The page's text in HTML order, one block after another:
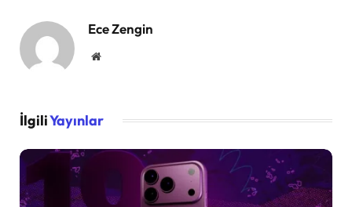
Ece Zengin
Website
İlgiliYayınlar